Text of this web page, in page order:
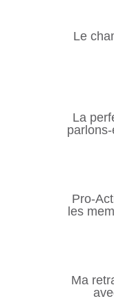
Le
La
Pro-
les
Ma